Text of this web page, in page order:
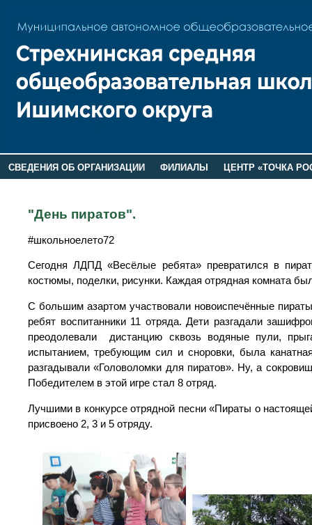
СВЕДЕНИЯ ОБ ОРГАНИЗАЦИИ ФИЛИАЛЫ
ЦЕНТР «ТОЧКА
"День пиратов".
#школьноелето72
Сегодня ЛДПД «Весёлые ребята» превратился в
костюмы, поделки, рисунки. Каждая отрядная комната
С большим азартом участвовали новоиспечённые
ребят воспитанники 11 отряда. Дети разгадали
преодолевали дистанцию сквозь водяные пули,
испытанием, требующим сил и сноровки, была
разгадывали «Головоломки для пиратов». Ну, а
Победителем в этой игре стал 8 отряд.
Лучшими в конкурсе отрядной песни «Пираты о
присвоено 2, 3 и 5 отряду.